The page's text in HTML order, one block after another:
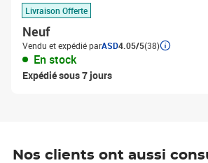
Livraison Offerte
Neuf
Vendu et expédié parASD4.05/5(38)
En stock
Expédié sous 7 jours
Nos clients ont aussi